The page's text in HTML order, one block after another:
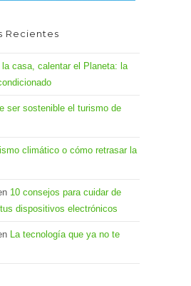
Recientes
la casa, calentar el Planeta: la
ser sostenible el turismo de
climático o cómo retrasar la
10 consejos para cuidar de
dispositivos electrónicos
La tecnología que ya no te